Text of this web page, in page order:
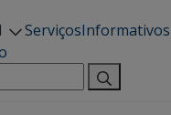
ServiçosInformativos